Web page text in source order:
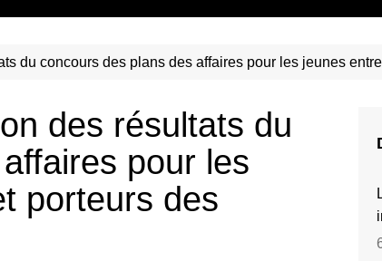
du concours des plans des affaires pour les jeunes
des résultats du
pour les
porteurs des